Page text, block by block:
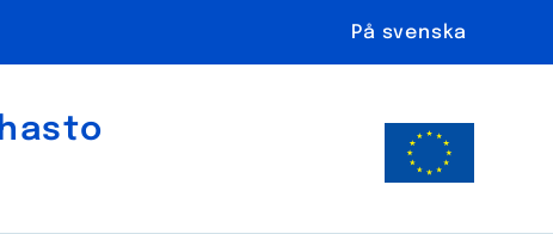
På svenska